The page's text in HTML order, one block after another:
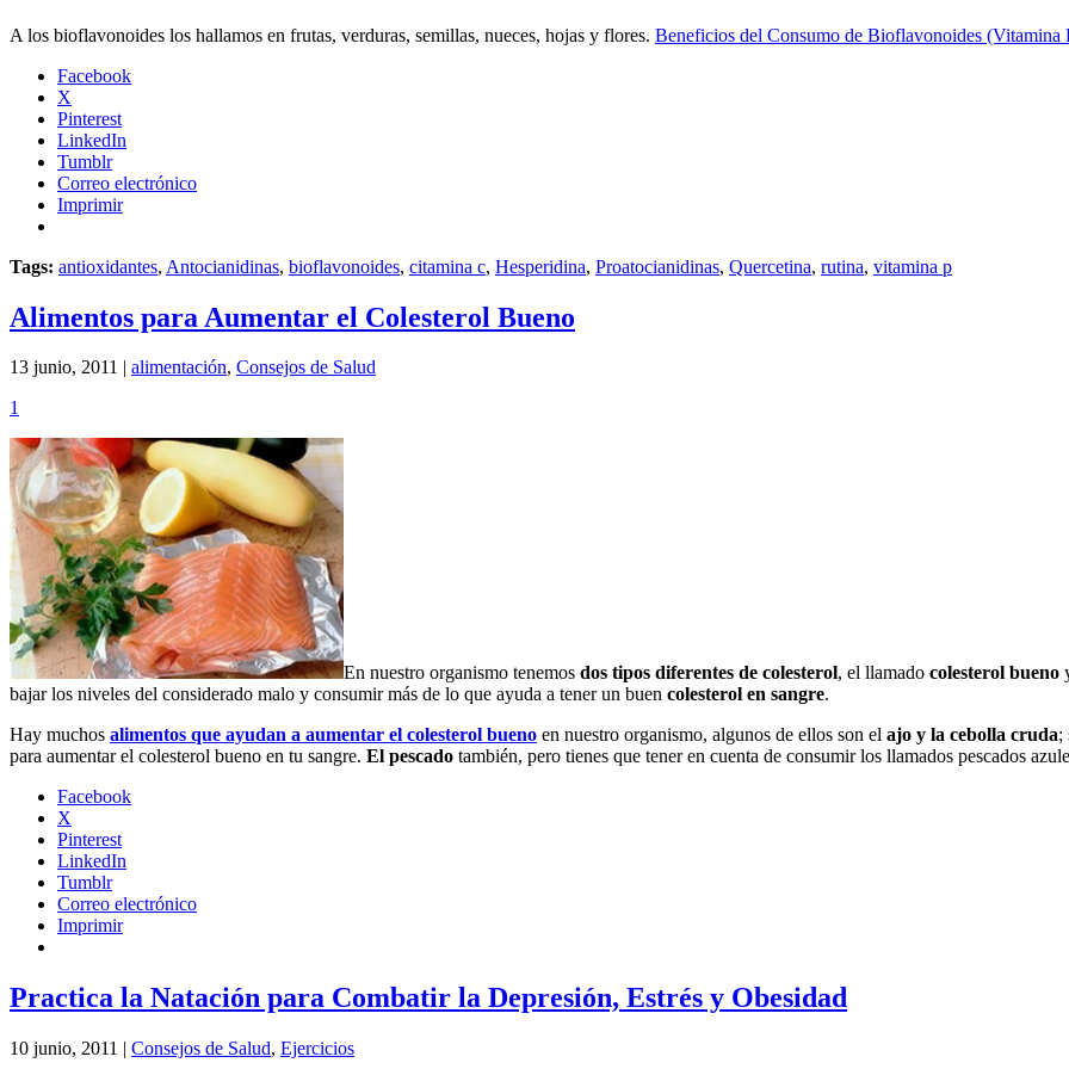
A los bioflavonoides los hallamos en frutas, verduras, semillas, nueces, hojas y flores. Beneficios del Consumo de Bioflavonoides (Vitamina
Facebook
X
Pinterest
LinkedIn
Tumblr
Correo electrónico
Imprimir
Tags: antioxidantes, Antocianidinas, bioflavonoides, citamina c, Hesperidina, Proatocianidinas, Quercetina, rutina, vitamina p
Alimentos para Aumentar el Colesterol Bueno
13 junio, 2011 | alimentación, Consejos de Salud
1
En nuestro organismo tenemos dos tipos diferentes de colesterol, el llamado colesterol bueno
bajar los niveles del considerado malo y consumir más de lo que ayuda a tener un buen colesterol en sangre.
Hay muchos alimentos que ayudan a aumentar el colesterol bueno en nuestro organismo, algunos de ellos son el ajo y la cebolla cruda;
para aumentar el colesterol bueno en tu sangre. El pescado también, pero tienes que tener en cuenta de consumir los llamados pescados
Facebook
X
Pinterest
LinkedIn
Tumblr
Correo electrónico
Imprimir
Practica la Natación para Combatir la Depresión, Estrés y Obesidad
10 junio, 2011 | Consejos de Salud, Ejercicios